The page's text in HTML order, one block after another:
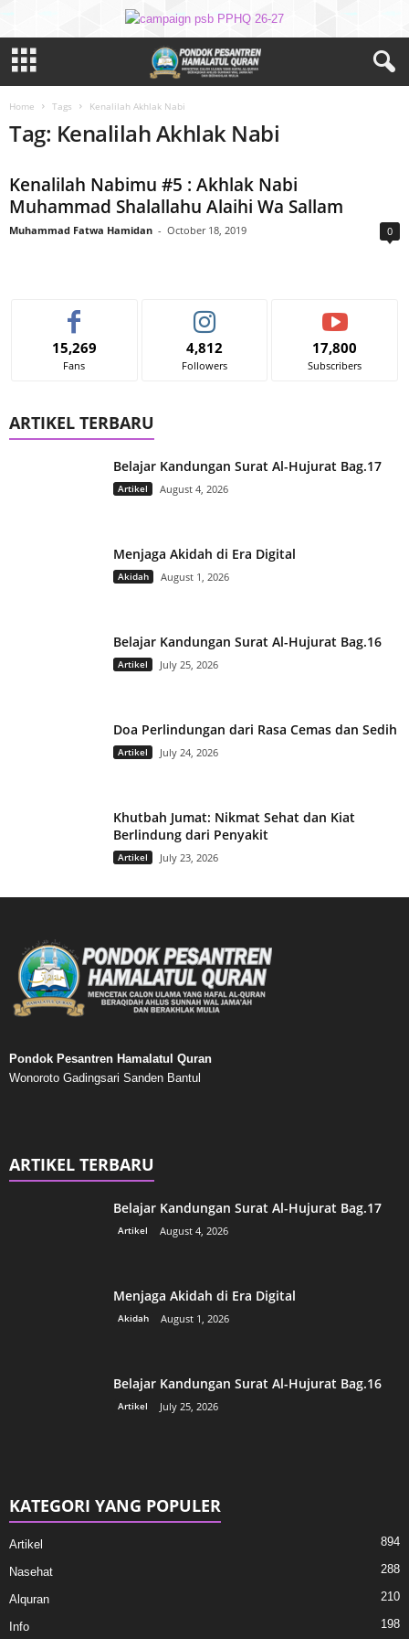
Home Tags Kenalilah Akhlak Nabi
Tag: Kenalilah Akhlak Nabi
Kenalilah Nabimu #5 : Akhlak Nabi
Muhammad Shalallahu Alaihi Wa Sallam
Muhammad Fatwa Hamidan - October 18, 2019 0
15,269
Fans
4,812
Followers
17,800
Subscribers
ARTIKEL TERBARU
Belajar Kandungan Surat Al-Hujurat Bag.17
Artikel August 4, 2026
Menjaga Akidah di Era Digital
Akidah August 1, 2026
Belajar Kandungan Surat Al-Hujurat Bag.16
Artikel July 25, 2026
Doa Perlindungan dari Rasa Cemas dan Sedih
Artikel July 24, 2026
Khutbah Jumat: Nikmat Sehat dan Kiat
Berlindung dari Penyakit
Artikel July 23, 2026
Pondok Pesantren Hamalatul Quran
Wonoroto Gadingsari Sanden Bantul
ARTIKEL TERBARU
Belajar Kandungan Surat Al-Hujurat Bag.17
Artikel August 4, 2026
Menjaga Akidah di Era Digital
Akidah August 1, 2026
Belajar Kandungan Surat Al-Hujurat Bag.16
Artikel July 25, 2026
KATEGORI YANG POPULER
Artikel 894
Nasehat 288
Alquran 210
Info 198